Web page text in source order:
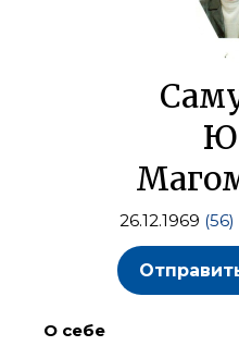
26.12.1969 (56)
О себе